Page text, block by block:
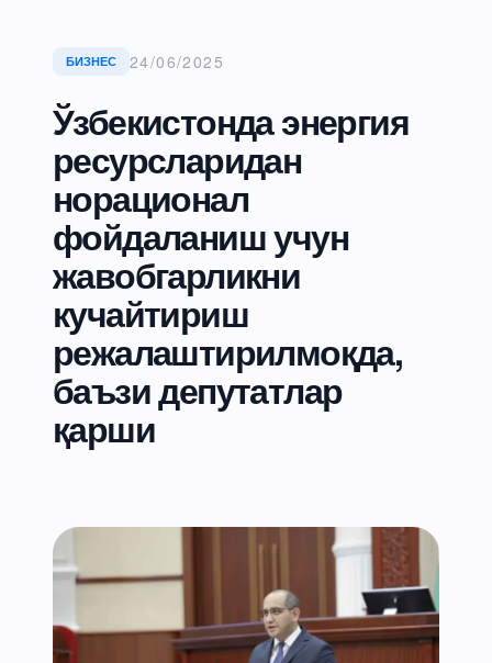
БИЗНЕС 24/06/2025
Ўзбекистонда энергия
ресурсларидан
норационал
фойдаланиш учун
жавобгарликни
кучайтириш
режалаштирилмоқда,
баъзи депутатлар
қарши